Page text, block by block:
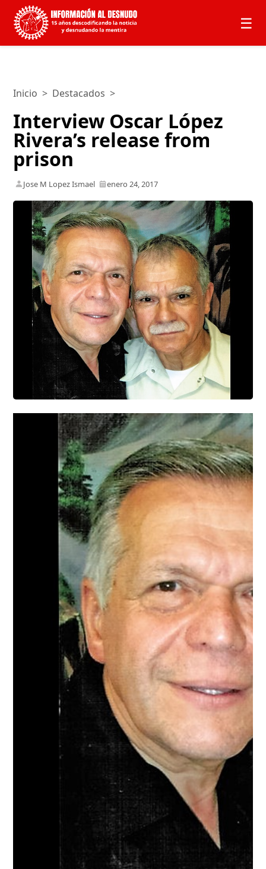
☰
Inicio > Destacados >
Interview Oscar López
Rivera’s release from
prison
Jose M Lopez Ismael enero 24, 2017